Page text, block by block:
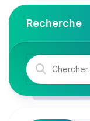
Recherche